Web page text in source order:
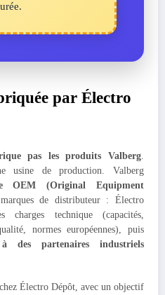
par Électro
pas les produits Valberg
usine de production. Valberg
OEM (Original Equipment
de distributeur : Électro
technique (capacités,
normes européennes), puis
des partenaires industriels
Électro Dépôt, avec un objectif